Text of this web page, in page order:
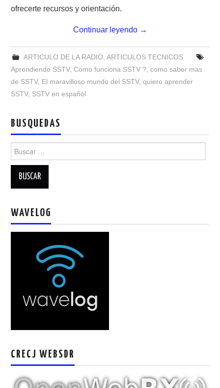
PATROCINADORES
PLAN DE BANDAS DE
RADIOAFICIONADOS EN MEXICO
PROMOCIÓN DE LA RADIO AFICIÓN
SALÓN DE LA FAMA DEL CRECJ
SOLICITUD DE INGRESO
SOTA Y POTA
W5WIN
WAVELOG
AUTENTIFICACIÓN DE MIEMBROS DEL
MUMLA APP ( MUY FÁCIL )
ofrecerte recursos y orientación.
Continuar leyendo →
ARTICULO DE LA RADIO, ARTICULOS TECNICOS
Aprendiendo SSTV,Como funciona SSTV ?,como saber mas
de SSTV, El maravilloso mundo del SSTV,quiero aprender
SSTV, SSTV en español
BUSQUEDAS
Buscar:
WAVELOG
CRECJ WEBSDR